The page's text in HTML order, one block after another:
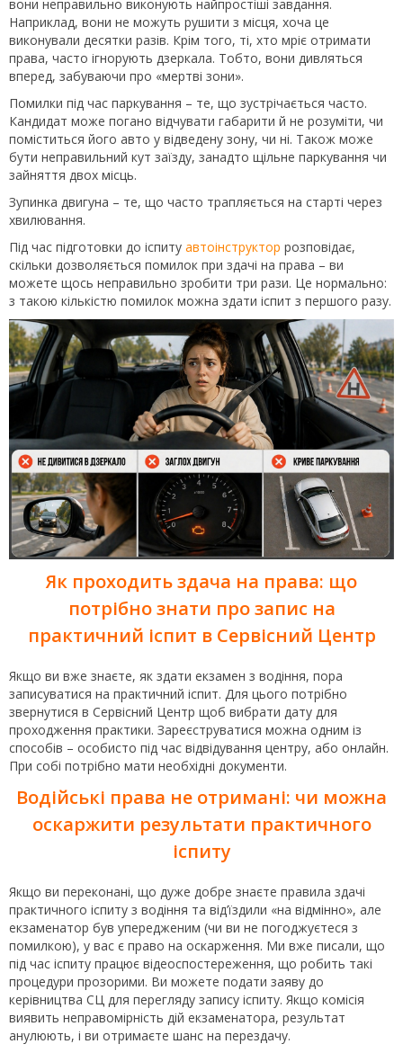
вони неправильно виконують найпростіші завдання.
Наприклад, вони не можуть рушити з місця, хоча це
виконували десятки разів. Крім того, ті, хто мріє отримати
права, часто ігнорують дзеркала. Тобто, вони дивляться
вперед, забуваючи про «мертві зони».
Помилки під час паркування – те, що зустрічається часто.
Кандидат може погано відчувати габарити й не розуміти, чи
поміститься його авто у відведену зону, чи ні. Також може
бути неправильний кут заїзду, занадто щільне паркування чи
зайняття двох місць.
Зупинка двигуна – те, що часто трапляється на старті через
хвилювання.
Під час підготовки до іспиту автоінструктор розповідає,
скільки дозволяється помилок при здачі на права – ви
можете щось неправильно зробити три рази. Це нормально:
з такою кількістю помилок можна здати іспит з першого разу.
Як проходить здача на права: що
потрібно знати про запис на
практичний іспит в Сервісний Центр
Якщо ви вже знаєте, як здати екзамен з водіння, пора
записуватися на практичний іспит. Для цього потрібно
звернутися в Сервісний Центр щоб вибрати дату для
проходження практики. Зареєструватися можна одним із
способів – особисто під час відвідування центру, або онлайн.
При собі потрібно мати необхідні документи.
Водійські права не отримані: чи можна
оскаржити результати практичного
іспиту
Якщо ви переконані, що дуже добре знаєте правила здачі
практичного іспиту з водіння та від’їздили «на відмінно», але
екзаменатор був упередженим (чи ви не погоджуєтеся з
помилкою), у вас є право на оскарження. Ми вже писали, що
під час іспиту працює відеоспостереження, що робить такі
процедури прозорими. Ви можете подати заяву до
керівництва СЦ для перегляду запису іспиту. Якщо комісія
виявить неправомірність дій екзаменатора, результат
анулюють, і ви отримаєте шанс на перездачу.